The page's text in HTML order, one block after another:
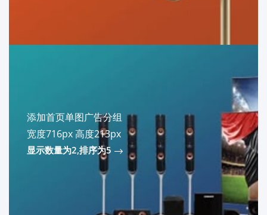
添加首页单图广告分组
宽度716px 高度213px
显示数量为2,排序为5